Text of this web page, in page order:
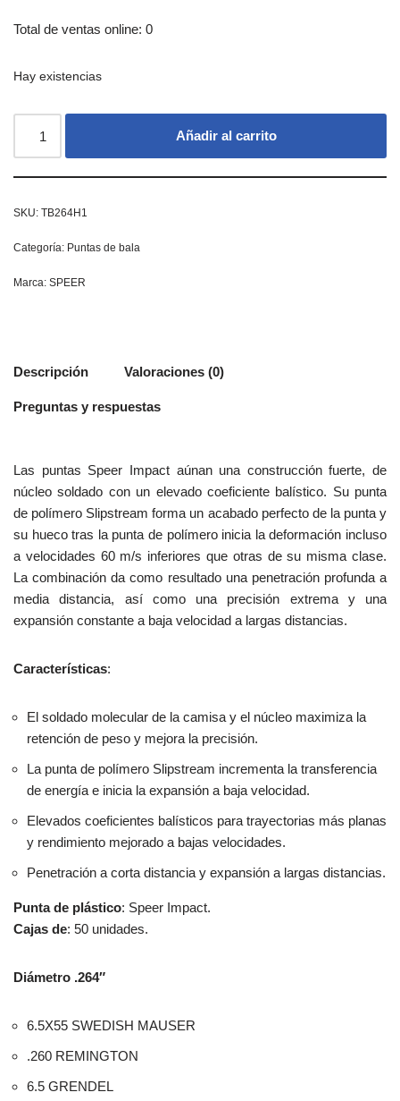
Total de ventas online: 0
Hay existencias
Añadir al carrito
SKU: TB264H1
Categoría: Puntas de bala
Marca: SPEER
Descripción Valoraciones (0)
Preguntas y respuestas
Las puntas Speer Impact aúnan una construcción fuerte, de
núcleo soldado con un elevado coeficiente balístico. Su punta
de polímero Slipstream forma un acabado perfecto de la punta y
su hueco tras la punta de polímero inicia la deformación incluso
a velocidades 60 m/s inferiores que otras de su misma clase.
La combinación da como resultado una penetración profunda a
media distancia, así como una precisión extrema y una
expansión constante a baja velocidad a largas distancias.
Características:
El soldado molecular de la camisa y el núcleo maximiza la
retención de peso y mejora la precisión.
La punta de polímero Slipstream incrementa la transferencia
de energía e inicia la expansión a baja velocidad.
Elevados coeficientes balísticos para trayectorias más planas
y rendimiento mejorado a bajas velocidades.
Penetración a corta distancia y expansión a largas distancias.
Punta de plástico: Speer Impact.
Cajas de: 50 unidades.
Diámetro .264″
6.5X55 SWEDISH MAUSER
.260 REMINGTON
6.5 GRENDEL